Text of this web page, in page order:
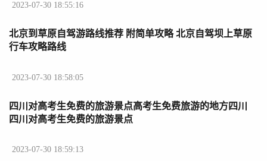
2023-07-30 18:55:16
北京到草原自驾游路线推荐 附简单攻略 北京自驾坝上草原
行车攻略路线
2023-07-30 18:58:05
四川对高考生免费的旅游景点高考生免费旅游的地方四川
四川对高考生免费的旅游景点
2023-07-30 18:59:13